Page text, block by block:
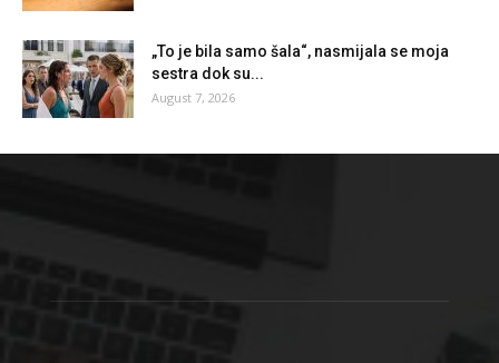
„To je bila samo šala“, nasmijala se moja
sestra dok su...
August 7, 2026